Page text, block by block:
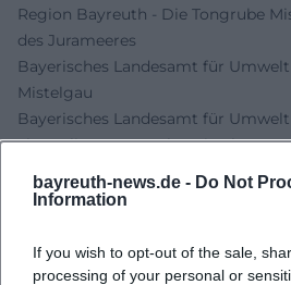
bayreuth-news.de - Do Not
Information
If you wish to opt-out of the sale,
processing of your personal or
Region Bayreuth - Die Tongrube
des Jurameeres
Bayerisches Landesamt für
Mistelgau
Bayerisches Landesamt für
ehemaligen Tongrube Mistelgau
GEOPARK Bayern-Böhmen -
Oberpfälzer Wald - GEOPARK